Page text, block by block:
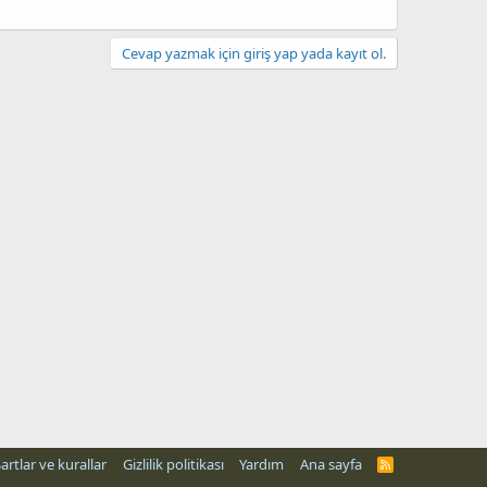
Cevap yazmak için giriş yap yada kayıt ol.
ve kurallar Gizlilik politikası Yardım Ana sayfa
R